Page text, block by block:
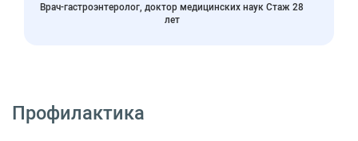
Врач-гастроэнтеролог, доктор медицинских наук Стаж 28
лет
Профилактика